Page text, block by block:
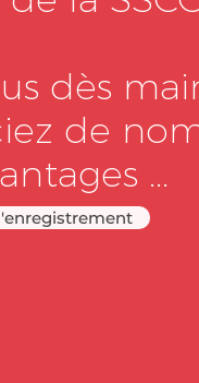
dès
de
...